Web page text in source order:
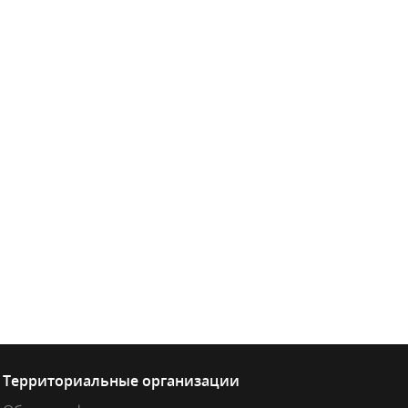
Территориальные организации